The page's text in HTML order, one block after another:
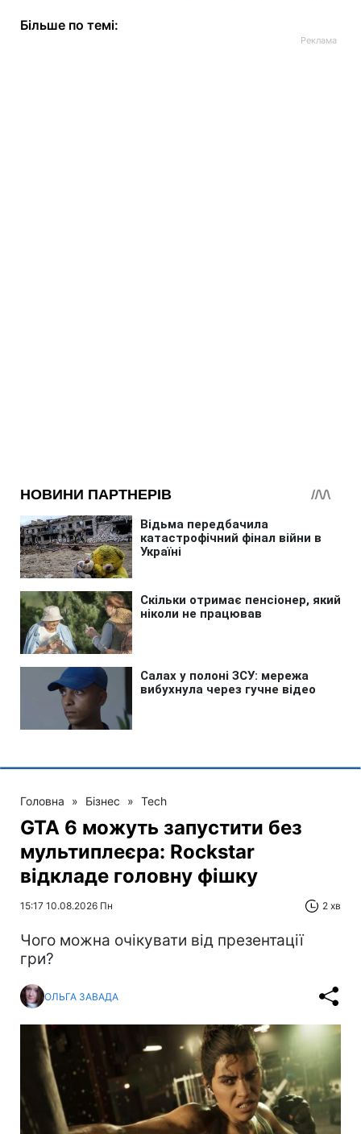
Більше по темі:
Головна » Бізнес » Tech
GTA 6 можуть запустити без
мультиплеєра: Rockstar
відкладе головну фішку
15:17 10.08.2026 Пн 2 хв
Чого можна очікувати від презентації
гри?
ОЛЬГА ЗАВАДА